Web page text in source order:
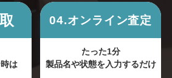
は
04.オンライン査定
たった1分
製品名や状態を入力するだけ